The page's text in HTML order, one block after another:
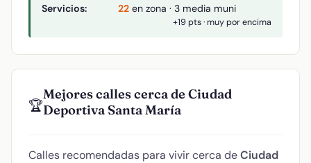
Servicios: 22 en zona · 3 media muni
+19 pts · muy por encima
🏆
Mejores calles cerca de Ciudad
Deportiva Santa María
Calles recomendadas para vivir cerca deCiudad